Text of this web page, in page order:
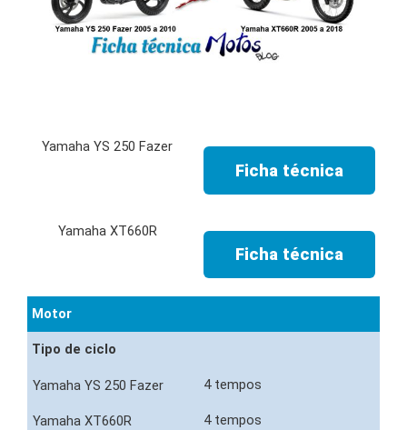
Ficha técnica
Ficha técnica
Motor
Tipo de ciclo
4 tempos
4 tempos